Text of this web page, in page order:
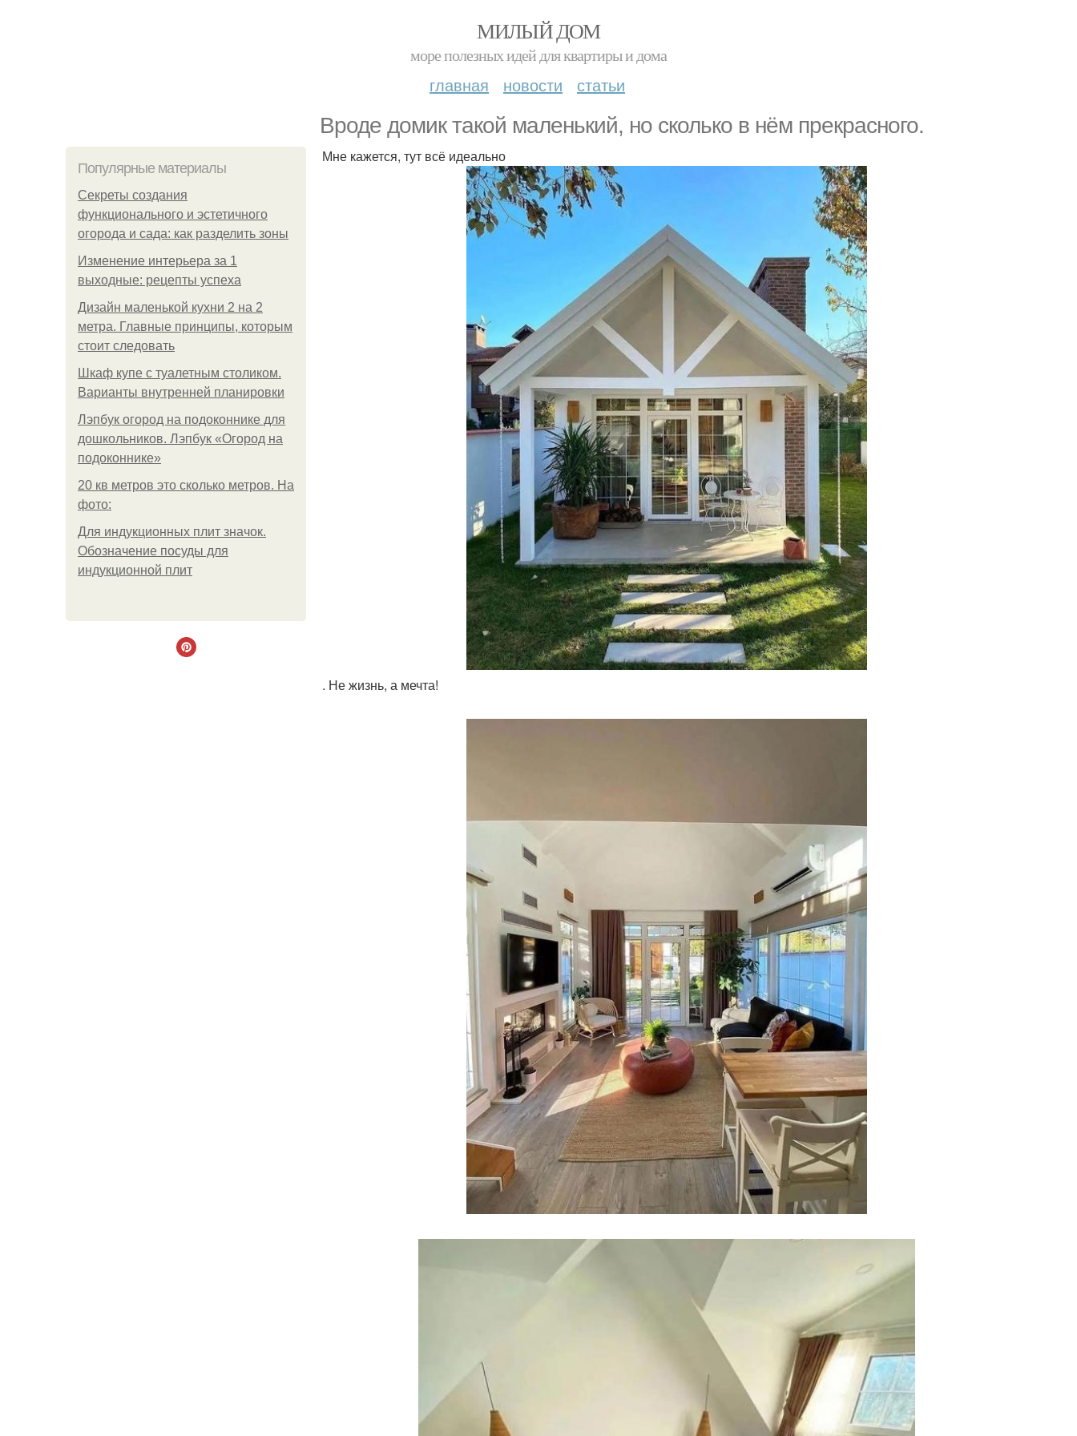
МИЛЫЙ ДОМ
море полезных идей для квартиры и дома
главная новости статьи
Вроде домик такой маленький, но сколько в нём прекрасного.
Популярные материалы
Секреты создания
функционального и эстетичного
огорода и сада: как разделить зоны
Изменение интерьера за 1
выходные: рецепты успеха
Дизайн маленькой кухни 2 на 2
метра. Главные принципы, которым
стоит следовать
Шкаф купе с туалетным столиком.
Варианты внутренней планировки
Лэпбук огород на подоконнике для
дошкольников. Лэпбук «Огород на
подоконнике»
20 кв метров это сколько метров. На
фото:
Для индукционных плит значок.
Обозначение посуды для
индукционной плит
Мне кажется, тут всё идеально
. Не жизнь, а мечта!